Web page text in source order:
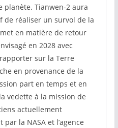
planète. Tianwen-2 aura
de réaliser un survol de la
en matière de retour
en 2028 avec
sur la Terre
en provenance de la
part en temps et en
vedette à la mission de
actuellement
la NASA et l’agence